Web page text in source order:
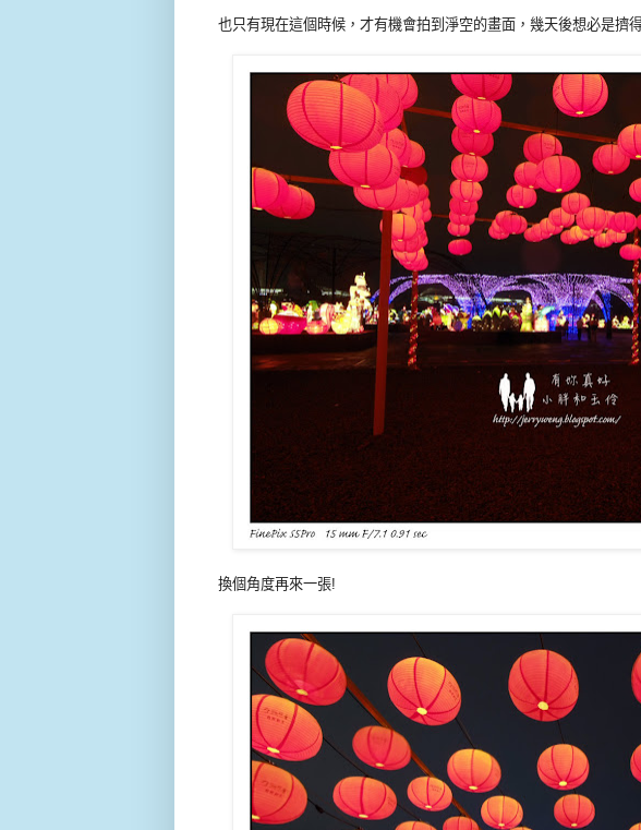
也只有現在這個時候，才有機會拍到淨空的畫面，幾天後想必是擠
換個角度再來一張!